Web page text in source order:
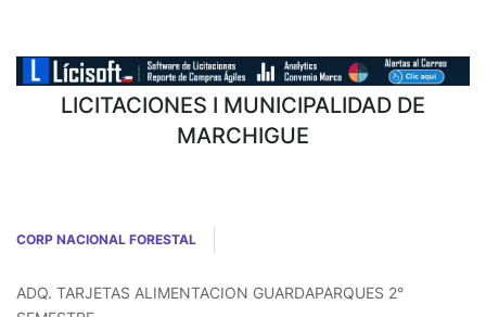
LICITACIONES I MUNICIPALIDAD DE
MARCHIGUE
CORP NACIONAL FORESTAL
ADQ. TARJETAS ALIMENTACION GUARDAPARQUES 2°